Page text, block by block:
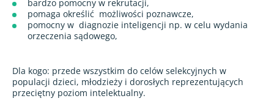
bardzo pomocny w rekrutacji,
pomaga określić możliwości poznawcze,
pomocny w diagnozie inteligencji np. w celu wydania
orzeczenia sądowego,
Dla kogo: przede wszystkim do celów selekcyjnych w
populacji dzieci, młodzieży i dorosłych reprezentujących
przeciętny poziom intelektualny.